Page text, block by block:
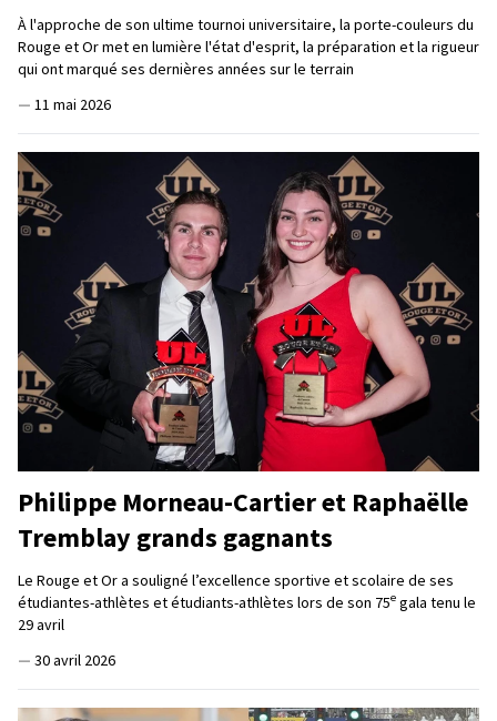
À l'approche de son ultime tournoi universitaire, la porte-couleurs du
Rouge et Or met en lumière l'état d'esprit, la préparation et la rigueur
qui ont marqué ses dernières années sur le terrain
— 11 mai 2026
Philippe Morneau-Cartier et Raphaëlle
Tremblay grands gagnants
Le Rouge et Or a souligné l’excellence sportive et scolaire de ses
étudiantes-athlètes et étudiants-athlètes lors de son 75e gala tenu le
29 avril
— 30 avril 2026